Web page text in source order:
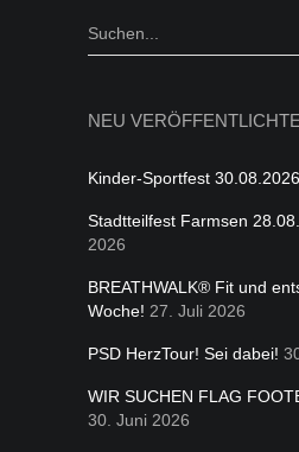
Kategorien
Search
NEU
Kinder-Sportfest 30.08.2026
Stadtteilfest Farmsen
2026
BREATHWALK® Fit und
Woche! 27. Juli 2026
PSD HerzTour! Sei dabei!
WIR SUCHEN FLAG
30. Juni 2026